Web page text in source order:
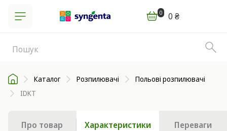
0 0 ₴
Каталог Розпилювачі
Польові розпилювачі
IDKT
Про товар Характеристики Переваги